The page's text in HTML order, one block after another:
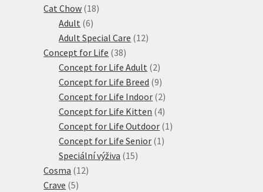
Cat Chow 1818
Adult 66
produktů
Adult Special Care 1212
Concept for Life 3838
produktů
Concept for Life Adult 22
produkty
Concept for Life Breed 99
produktů
Concept for Life Indoor 22
produkty
Concept for Life Kitten 44
produkty
Concept for Life Outdoor 1 1
Concept for Life Senior 1 1
Speciální výživa 1515
Cosma 1212
Crave 55